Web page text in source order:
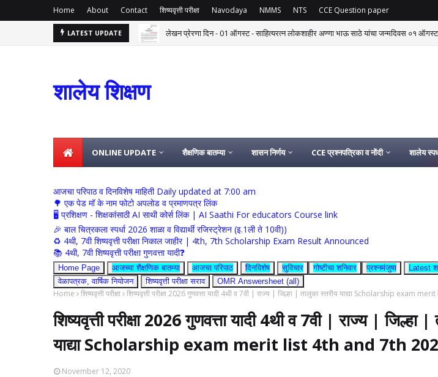
Home About Contact शिष्यवृत्ती परीक्षा Navodaya NMMS NTS CCE Question paper
LATEST UPDATE लेखन प्रेरणा दिन - 01 ऑगस्ट - साहित्यरत्न लोकशाहीर अण्णा भाऊ साठे यांचा जन्मदिवस ०१
शालेय शिक्षण
ONLINE UPDATE शैक्षणिक बातम्या शासन निर्णय CCE प्रश्नपत्रिका व नोंदी शालेय
आजचा परिपाठ व दिनविशेष माहिती Daily updated at 7:00 am
🌳 एक पेड मॉ के नाम फोटो अपलोड व प्रमाणपत्र लिंक
🖥 प्रशिक्षण - शिक्षकांसाठी AI साथी कोर्स लिंक | AI Saathi For educators Course link
🎉 बाल चित्रकला स्पर्धा 2026 शाळा व विद्यार्थी रजिस्ट्रेशन (इ.1ली ते 10वी))
♻️ 4थी, 7वी शिष्यवृत्ती परीक्षा निकाल जाहीर | 4th, 7th Scholarship Exam Result Announced
📚 4थी, 7वी शिष्यवृत्ती परीक्षा गुणवत्ता यादी❓
Home Page आजच्या शैक्षणिक बातम्या आजचा परिपाठ दिनविशेष सुविचार गोष्टीचा शनिवार प्रश्नमंजुषा
Latest
वेळापत्रक, वार्षिक नियोजन
शिष्यवृत्ती परीक्षा सराव OMR Answersheet (all)
Home शिष्यवृत्ती परीक्षा शिष्यवृत्ती परीक्षा 2026 गुणवत्ता यादी 4थी व 7वी | राज्य | जिल्हा | तालुका स्तरीय याद्या Scholarship exam
शिष्यवृत्ती परीक्षा 2026 गुणवत्ता यादी 4थी व 7वी | राज्य | जिल्हा
याद्या Scholarship exam merit list 4th and 7th
November 12, 2020